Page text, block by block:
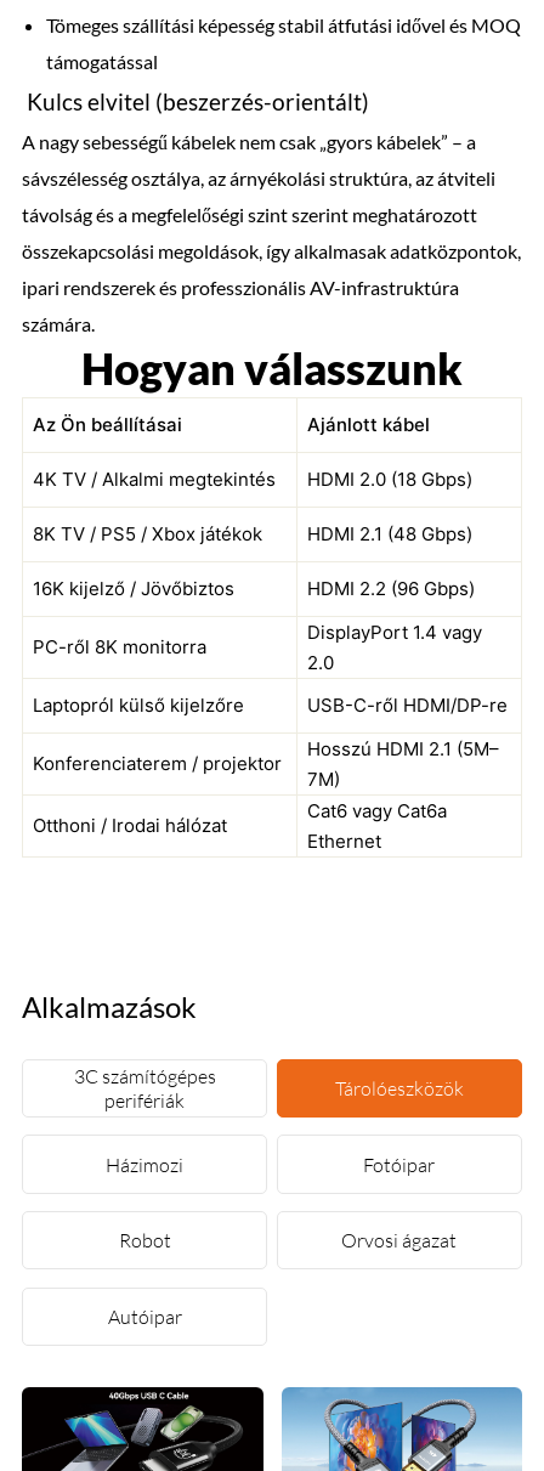
Tömeges szállítási képesség stabil átfutási idővel és MOQ
támogatással
Kulcs elvitel (beszerzés-orientált)
A nagy sebességű kábelek nem csak „gyors kábelek” – a
sávszélesség osztálya, az árnyékolási struktúra, az átviteli
távolság és a megfelelőségi szint szerint meghatározott
összekapcsolási megoldások, így alkalmasak adatközpontok,
ipari rendszerek és professzionális AV-infrastruktúra
számára.
Hogyan válasszunk
Az Ön beállításai Ajánlott kábel
4K TV / Alkalmi megtekintés HDMI 2.0 (18 Gbps)
8K TV / PS5 / Xbox játékok HDMI 2.1 (48 Gbps)
16K kijelző / Jövőbiztos HDMI 2.2 (96 Gbps)
PC-ről 8K monitorra
DisplayPort 1.4 vagy
2.0
Laptopról külső kijelzőre
USB-C-ről HDMI/DP-re
Konferenciaterem / projektor
Hosszú HDMI 2.1 (5M–
7M)
Otthoni / Irodai hálózat
Cat6 vagy Cat6a
Ethernet
Alkalmazások
3C számítógépes
perifériák
Tárolóeszközök
Házimozi Fotóipar
Robot Orvosi ágazat
Autóipar